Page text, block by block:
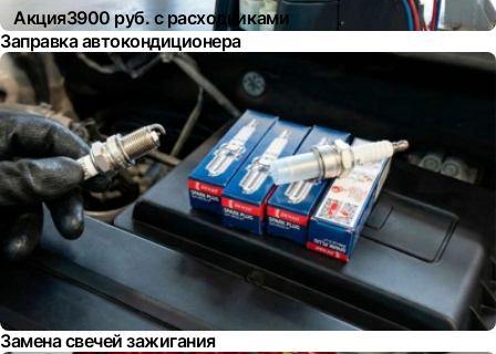
Акция3900 руб. с расходниками
Заправка автокондиционера
Замена свечей зажигания